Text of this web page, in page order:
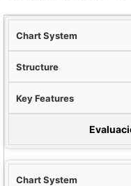
Más de